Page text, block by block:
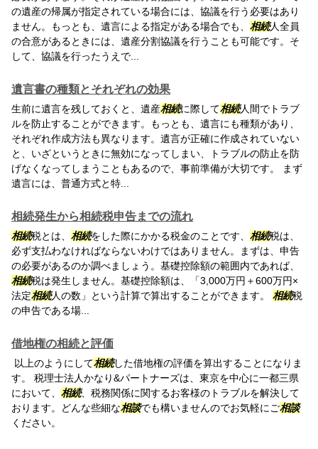
の遺産の帰属が指定されている場合には、協議を行う必要はあり
ません。もっとも、遺言による指定がある場合でも、 相続人全員
の合意があるときには、遺産分割協議を行うことも可能です。そ
して、協議を行ったうえで...
遺言書の種類とそれぞれの効果
生前に遺言を残しておくと、遺産相続に際して相続人間でトラブ
ルを防止することができます。もっとも、遺言にも種類があり、
それぞれ作成方法も異なります。遺言が正確に作成されていない
と、いざというときに無効になってしまい、トラブルの防止を防
げなくなってしまうこともあるので、事前準備が大切です。 まず
遺言には、普通方式と特...
相続発生から相続税申告までの流れ
相続税とは、 相続をした際にかかる税金のことです、 相続税は、
必ず支払わなければならないわけではありません。まずは、申告
の必要があるのか調べましょう。基礎控除額の範囲内であれば、
相続税は発生しません。基礎控除額は、「3,000万円＋600万円×
法定相続人の数」という計算で算出することができます。 相続税
の申告である場...
借地権の相続と評価
以上のようにして相続した借地権の評価を算出することになりま
す。 税理士法人かなり&パートナーズは、東京を中心に一都三県
において、 相続、税務関係に関するお客様のトラブルを解決して
おります。どんな些細な相談でも構いませんのでお気軽にご相談
ください。